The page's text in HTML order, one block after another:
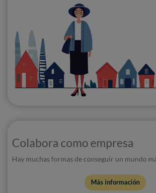
Colabora como empresa
Hay muchas formas de conseguir un mundo
Más información